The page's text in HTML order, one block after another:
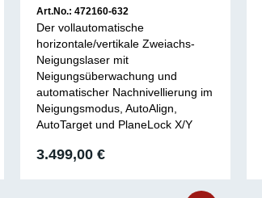
Art.No.: 472160-632
Der vollautomatische
horizontale/vertikale Zweiachs-
Neigungslaser mit
Neigungsüberwachung und
automatischer Nachnivellierung im
Neigungsmodus, AutoAlign,
AutoTarget und PlaneLock X/Y
3.499,00 €